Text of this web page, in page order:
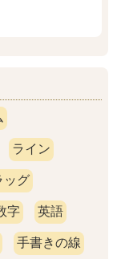
ライン
ッグ
字 英語
手書きの線